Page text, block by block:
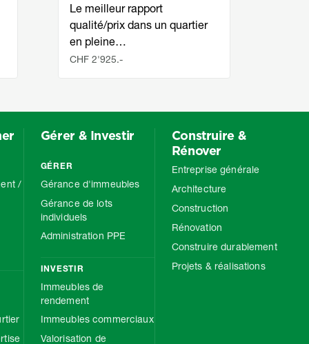
Le meilleur rapport
qualité/prix dans un quartier
en pleine…
CHF 2'925.-
/
Gérer & Investir
GÉRER
Gérance d'immeubles
Gérance de lots
individuels
Administration PPE
INVESTIR
Immeubles de
rendement
Immeubles commerciaux
Valorisation de
Construire &
Rénover
Entreprise générale
Architecture
Construction
Rénovation
Construire durablement
Projets & réalisations